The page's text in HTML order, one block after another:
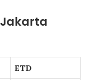
Jakarta
ETD